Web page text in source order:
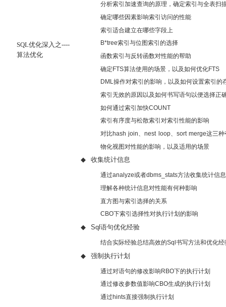
SQL优化深入之----
算法优化
分析索引加速查询的原理，确定索引与全表扫
确定哪些因素影响索引访问的性能
索引适合建立在哪些字段上
B*tree索引与位图索引的选择
函数索引与反转函数对性能的帮助
确定FTS算法使用的场景，以及如何优化FTS
DML操作对索引的影响，以及如何设置索引的
索引无效的原因以及如何书写语句以便选择正
如何通过索引加快COUNT
索引有序度与松散索引对索引性能的影响
对比hash join、nest loop、 sort merge这三种
物化视图对性能的影响，以及适用的场景
◆ 收集统计信息
通过analyze或者dbms_stats方法收集统计信息
理解各种统计信息对性能有何种影响
直方图与索引选择的关系
CBO下索引选择性对执行计划的影响
◆ Sql语句优化经验
结合实际经验总结高效的Sql书写方法和优化经
◆ 强制执行计划
通过对语句的修改影响RBO下的执行计划
通过修改参数值影响CBO生成的执行计划
通过 hints直接强制执行计划